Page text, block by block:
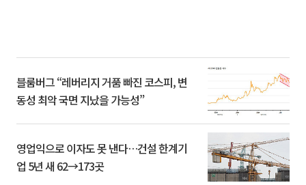
블룸버그 “레버리지 거품 빠진 코스피, 변
동성 최악 국면 지났을 가능성”
영업익으로 이자도 못 낸다…건설 한계기
업 5년 새 62→173곳